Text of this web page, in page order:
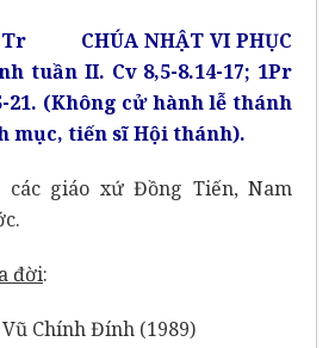
NHẬT VI PHỤC
tuần II. Cv 8,5-8.14-17; 1Pr
21. (Không cử hành lễ thánh
mục, tiến sĩ Hội thánh).
các giáo xứ Đồng Tiến, Nam
đời:
Chính Đính (1989)